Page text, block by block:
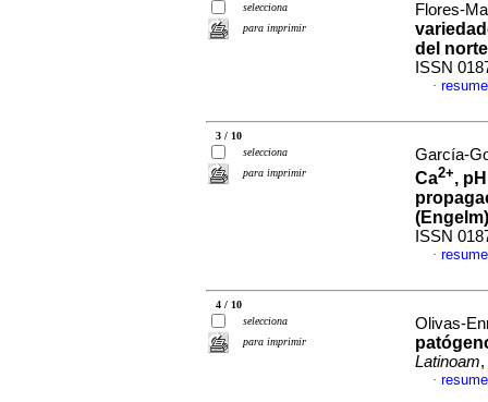
selecciona
para imprimir
Flores-
del
ISSN
·
3 / 10
selecciona
para imprimir
García-
Ca2+,
(Engelm)
ISSN
·
4 / 10
selecciona
para imprimir
Olivas-
Latinoam
·